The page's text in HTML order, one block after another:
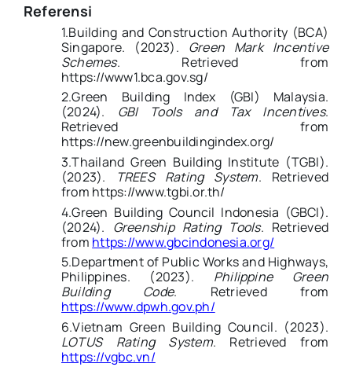
Referensi
1.Building and Construction Authority (BCA)
Singapore. (2023). Green Mark Incentive
Schemes. Retrieved from
https://www1.bca.gov.sg/
2.Green Building Index (GBI) Malaysia.
(2024). GBI Tools and Tax Incentives.
Retrieved from
https://new.greenbuildingindex.org/
3.Thailand Green Building Institute (TGBI).
(2023).
TREES Rating System. Retrieved
from https://www.tgbi.or.th/
4.Green Building Council Indonesia (GBCI).
(2024). Greenship Rating Tools. Retrieved
from https://www.gbcindonesia.org/
5.Department of Public Works and Highways,
Philippines. (2023). Philippine Green
Building Code. Retrieved from
https://www.dpwh.gov.ph/
6.Vietnam Green Building Council. (2023).
LOTUS Rating System. Retrieved from
https://vgbc.vn/